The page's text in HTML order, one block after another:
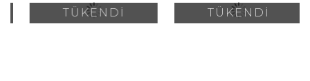
TÜKENDİ TÜKENDİ